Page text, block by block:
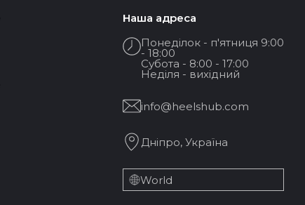
Наша адреса
Понеділок - п'ятниця 9:00
- 18:00
Субота - 8:00 - 17:00
Неділя - вихідний
info@heelshub.com
Дніпро, Україна
World